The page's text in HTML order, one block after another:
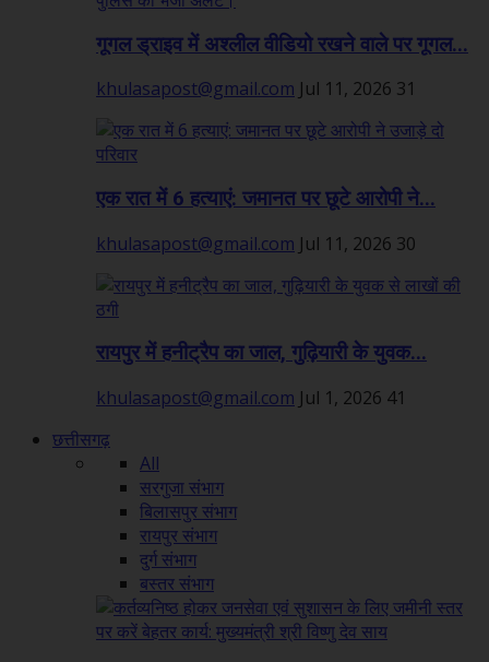
गूगल ड्राइव में अश्लील वीडियो रखने वाले पर गूगल...
khulasapost@gmail.com Jul 11, 2026 31
एक रात में 6 हत्याएं: जमानत पर छूटे आरोपी ने...
khulasapost@gmail.com Jul 11, 2026 30
रायपुर में हनीट्रैप का जाल, गुढ़ियारी के युवक...
khulasapost@gmail.com Jul 1, 2026 41
छत्तीसगढ़
All
सरगुजा संभाग
बिलासपुर संभाग
रायपुर संभाग
दुर्ग संभाग
बस्तर संभाग